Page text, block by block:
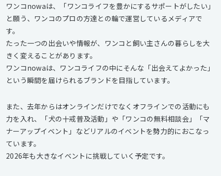
ワンコnowaは、「ワンコライフを豊かにするサポートがしたい」
と願う、ワンコのプロの方達との輪で運営しているメディアで
す。
たった⼀つの出会いや情報が、ワンコと飼い主さんの暮らしを⼤
きく変えることがあります。
ワンコnowaは、ワンコライフの中にそんな「出会えてよかった」
という瞬間を届けられるブランドを目指しています。
また、去年からはオンラインだけでなくオフラインでの活動にも
力を入れ、「犬の十戒普及活動」や「ワンコの無料相談会」「マ
ナーアップイベント」などリアルのイベントを勢力的におこなっ
ています。
2026年も大きなイベントに挑戦していく予定です。